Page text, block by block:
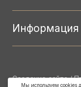
Мы используем cookies
Информация
Создание сайта /